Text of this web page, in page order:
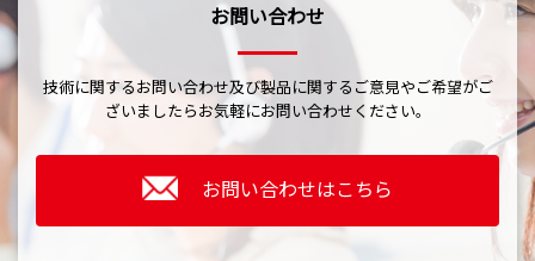
お問い合わせ
技術に関するお問い合わせ及び製品に関するご意見やご希望がご
ざいましたら お気軽にお問い合わせください。
お問い合わせはこちら